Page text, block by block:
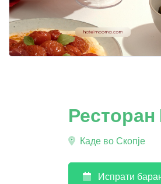
Каде во Скопје
Испрати